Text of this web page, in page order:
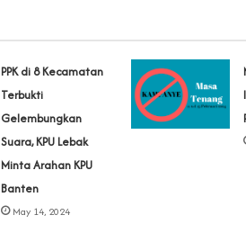
PPK di 8 Kecamatan
Terbukti
Gelembungkan
Suara, KPU Lebak
Minta Arahan KPU
Banten
May 14, 2024